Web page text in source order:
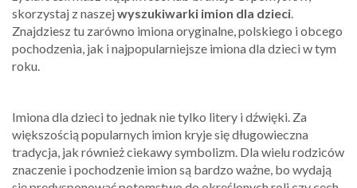
skorzystaj z naszejwyszukiwarki imion dla dzieci.
Znajdziesz tu zarówno imiona oryginalne, polskiego i obcego
pochodzenia, jak i najpopularniejsze imiona dla dzieci w tym
roku.
Imiona dla dzieci to jednak nie tylko litery i dźwięki. Za
większością popularnych imion kryje się długowieczna
tradycja, jak również ciekawy symbolizm. Dla wielu rodziców
znaczenie i pochodzenie imion są bardzo ważne, bo wydają